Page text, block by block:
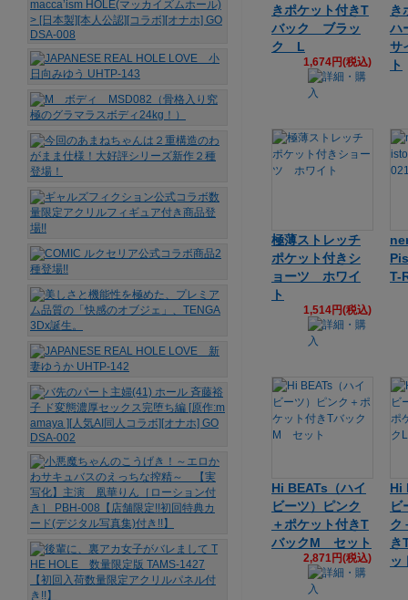
きポケット付きT
バック ブラッ
ク L
1,674円(税込)
き
ハ
サ
ト
極薄ストレッチ
ポケット付きシ
ョーツ ホワイ
ト
1,514円(税込)
T-
Hi BEATs（ハイ
ビーツ）ピンク
＋ポケット付きT
バックM セット
2,871円(税込)
Hi
ビ
ク
ッ